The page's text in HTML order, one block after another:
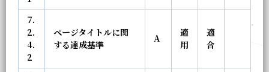
7.
2.
4.
2
ページタイトルに関
する達成基準
A
適
用
適
合